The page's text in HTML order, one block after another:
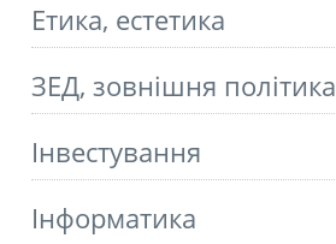
Етика, естетика
ЗЕД, зовнішня політика
Інвестування
Інформатика